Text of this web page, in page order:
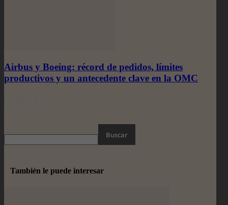
Airbus y Boeing: récord de pedidos, límites
productivos y un antecedente clave en la OMC
También le puede interesar